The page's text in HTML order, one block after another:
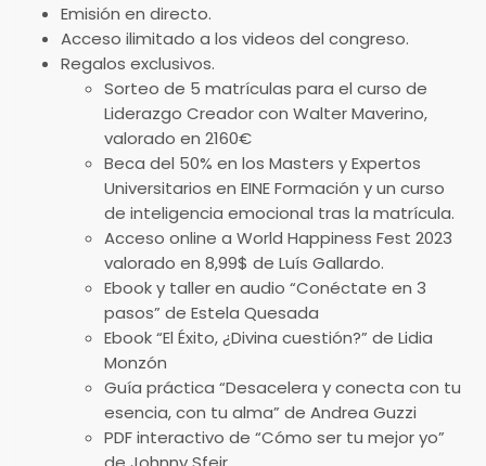
Emisión en directo.
Acceso ilimitado a los videos del congreso.
Regalos exclusivos.
Sorteo de 5 matrículas para el curso de
Liderazgo Creador con Walter Maverino,
valorado en 2160€
Beca del 50% en los Masters y Expertos
Universitarios en EINE Formación y un curso
de inteligencia emocional tras la matrícula.
Acceso online a World Happiness Fest 2023
valorado en 8,99$ de Luís Gallardo.
Ebook y taller en audio “Conéctate en 3
pasos” de Estela Quesada
Ebook “El Éxito, ¿Divina cuestión?” de Lidia
Monzón
Guía práctica “Desacelera y conecta con tu
esencia, con tu alma” de Andrea Guzzi
PDF interactivo de “Cómo ser tu mejor yo”